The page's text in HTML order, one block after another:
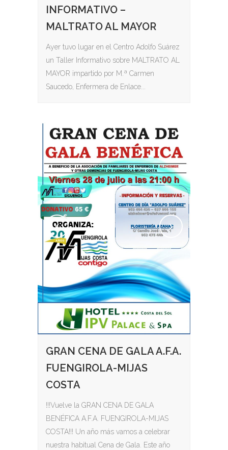
INFORMATIVO –
MALTRATO AL MAYOR
Ayer tuvo lugar en el Centro Adolfo Suárez
un Taller Informativo sobre MALTRATO AL
MAYOR impartido por M.ª Carmen
Saucedo, Enfermera de Enlace...
GRAN CENA DE GALA A.F.A.
FUENGIROLA-MIJAS
COSTA
!!!Vuelve la GRAN CENA DE GALA
BENÉFICA A.F.A. FUENGIROLA-MIJAS
COSTA!!! Un año más vamos a celebrar
nuestra habitual Cena de Gala. Este año